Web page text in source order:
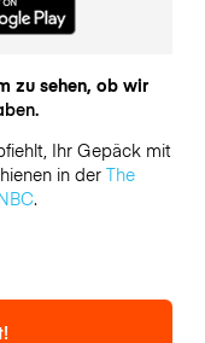
zu sehen, ob wir
Ihr Gepäck mit
in der The
.